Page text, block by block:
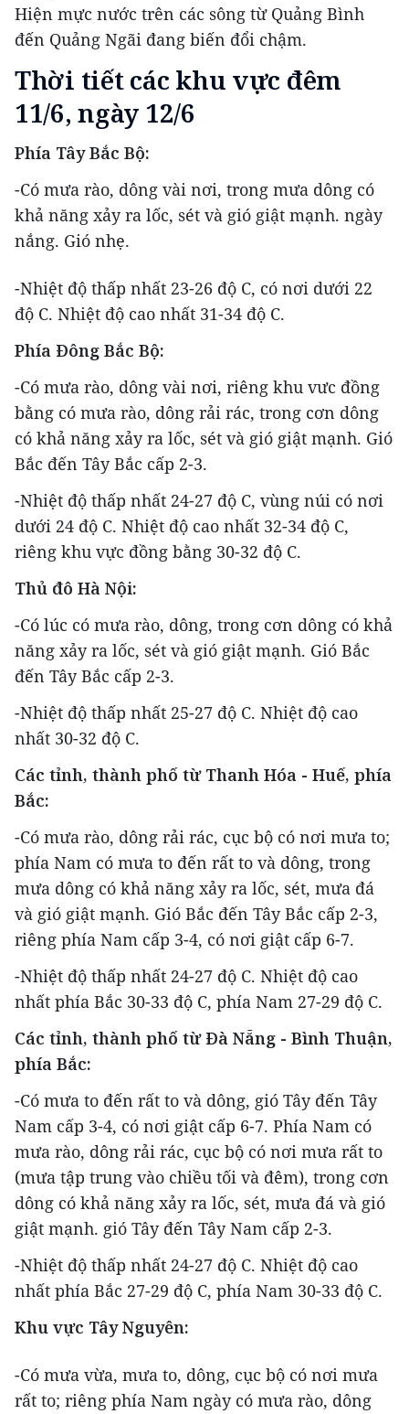
Hiện mực nước trên các sông từ Quảng Bình
đến Quảng Ngãi đang biến đổi chậm.
Thời tiết các khu vực đêm
11/6, ngày 12/6
Phía Tây Bắc Bộ:
-Có mưa rào, dông vài nơi, trong mưa dông có
khả năng xảy ra lốc, sét và gió giật mạnh. ngày
nắng. Gió nhẹ.
-Nhiệt độ thấp nhất 23-26 độ C, có nơi dưới 22
độ C. Nhiệt độ cao nhất 31-34 độ C.
Phía Đông Bắc Bộ:
-Có mưa rào, dông vài nơi, riêng khu vưc đồng
bằng có mưa rào, dông rải rác, trong cơn dông
có khả năng xảy ra lốc, sét và gió giật mạnh. Gió
Bắc đến Tây Bắc cấp 2-3.
-Nhiệt độ thấp nhất 24-27 độ C, vùng núi có nơi
dưới 24 độ C. Nhiệt độ cao nhất 32-34 độ C,
riêng khu vực đồng bằng 30-32 độ C.
Thủ đô Hà Nội:
-Có lúc có mưa rào, dông, trong cơn dông có khả
năng xảy ra lốc, sét và gió giật mạnh. Gió Bắc
đến Tây Bắc cấp 2-3.
-Nhiệt độ thấp nhất 25-27 độ C. Nhiệt độ cao
nhất 30-32 độ C.
Các tỉnh, thành phố từ Thanh Hóa - Huế, phía
Bắc:
-Có mưa rào, dông rải rác, cục bộ có nơi mưa to;
phía Nam có mưa to đến rất to và dông, trong
mưa dông có khả năng xảy ra lốc, sét, mưa đá
và gió giật mạnh. Gió Bắc đến Tây Bắc cấp 2-3,
riêng phía Nam cấp 3-4, có nơi giật cấp 6-7.
-Nhiệt độ thấp nhất 24-27 độ C. Nhiệt độ cao
nhất phía Bắc 30-33 độ C, phía Nam 27-29 độ C.
Các tỉnh, thành phố từ Đà Nẵng - Bình Thuận,
phía Bắc:
-Có mưa to đến rất to và dông, gió Tây đến Tây
Nam cấp 3-4, có nơi giật cấp 6-7. Phía Nam có
mưa rào, dông rải rác, cục bộ có nơi mưa rất to
(mưa tập trung vào chiều tối và đêm), trong cơn
dông có khả năng xảy ra lốc, sét, mưa đá và gió
giật mạnh. gió Tây đến Tây Nam cấp 2-3.
-Nhiệt độ thấp nhất 24-27 độ C. Nhiệt độ cao
nhất phía Bắc 27-29 độ C, phía Nam 30-33 độ C.
Khu vực Tây Nguyên:
-Có mưa vừa, mưa to, dông, cục bộ có nơi mưa
rất to; riêng phía Nam ngày có mưa rào, dông